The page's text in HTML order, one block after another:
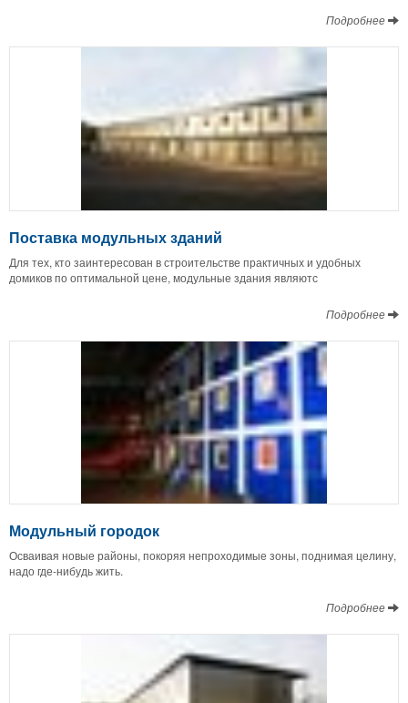
Подробнее
Поставка модульных зданий
Для тех, кто заинтересован в строительстве практичных и удобных
домиков по оптимальной цене, модульные здания являютс
Подробнее
Модульный городок
Осваивая новые районы, покоряя непроходимые зоны, поднимая целину,
надо где-нибудь жить.
Подробнее